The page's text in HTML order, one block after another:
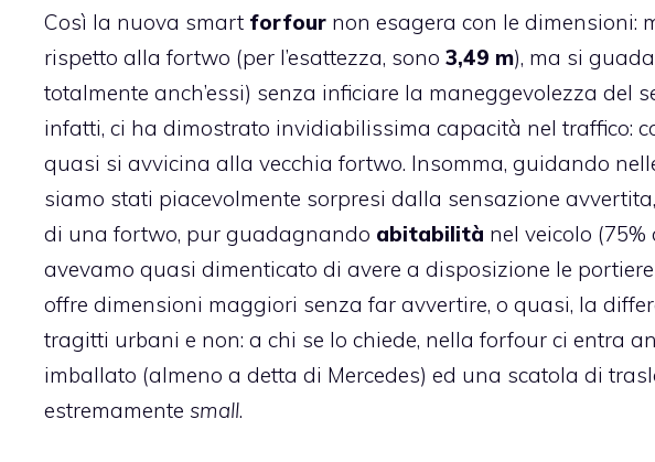
Così la nuova smart forfour non esagera con le dimensioni:
rispetto alla fortwo (per l’esattezza, sono 3,49 m), ma si
totalmente anch’essi) senza inficiare la maneggevolezza del
infatti, ci ha dimostrato invidiabilissima capacità nel traffico:
quasi si avvicina alla vecchia fortwo. Insomma, guidando
siamo stati piacevolmente sorpresi dalla sensazione
di una fortwo, pur guadagnando abitabilità nel veicolo
avevamo quasi dimenticato di avere a disposizione le
offre dimensioni maggiori senza far avvertire, o quasi, la
tragitti urbani e non: a chi se lo chiede, nella forfour ci entra
imballato (almeno a detta di Mercedes) ed una scatola di
estremamente small.